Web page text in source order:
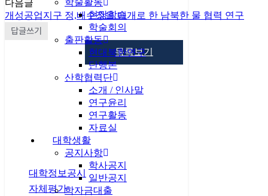
학술활동
현장학습
학술회의
출판활동
현대북한연구
단행본
산학협력단
소개 / 인사말
연구윤리
연구활동
자료실
대학생활
공지사항
학사공지
일반공지
학자금대출
다음글
개성공업지구 정,배수장을 매개로 한 남북한 물 협력 연구
답글쓰기
목록보기
개인정보처리방침
대학정보공시
자체평가